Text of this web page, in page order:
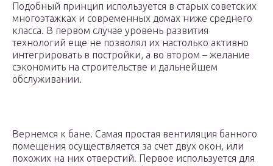
Подобный принцип используется в старых советских
многоэтажках и современных домах ниже среднего
класса. В первом случае уровень развития
технологий еще не позволял их настолько активно
интегрировать в постройки, а во втором – желание
сэкономить на строительстве и дальнейшем
обслуживании.
Вернемся к бане. Самая простая вентиляция банного
помещения осуществляется за счет двух окон, или
похожих на них отверстий. Первое используется для